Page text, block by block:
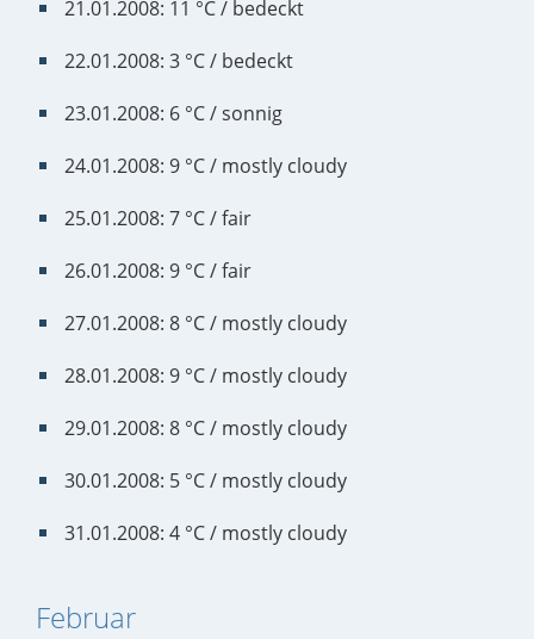
21.01.2008: 11 °C / bedeckt
22.01.2008: 3 °C / bedeckt
23.01.2008: 6 °C / sonnig
24.01.2008: 9 °C / mostly cloudy
25.01.2008: 7 °C / fair
26.01.2008: 9 °C / fair
27.01.2008: 8 °C / mostly cloudy
28.01.2008: 9 °C / mostly cloudy
29.01.2008: 8 °C / mostly cloudy
30.01.2008: 5 °C / mostly cloudy
31.01.2008: 4 °C / mostly cloudy
Februar